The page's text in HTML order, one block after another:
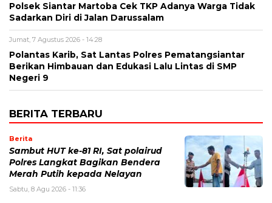
Polsek Siantar Martoba Cek TKP Adanya Warga Tidak
Sadarkan Diri di Jalan Darussalam
Jumat, 7 Agustus 2026 - 14:28
Polantas Karib, Sat Lantas Polres Pematangsiantar
Berikan Himbauan dan Edukasi Lalu Lintas di SMP
Negeri 9
BERITA TERBARU
Berita
Sambut HUT ke-81 RI, Sat polairud
Polres Langkat Bagikan Bendera
Merah Putih kepada Nelayan
Sabtu, 8 Agu 2026 - 11:36